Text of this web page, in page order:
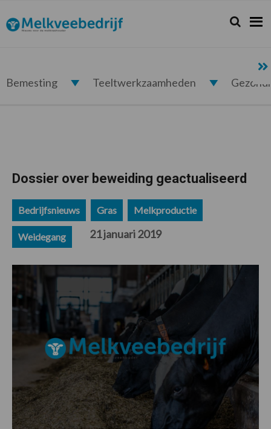
de
hoofdnavigatie
de
hoofd
de
eerste
de
voettekst
Melkveebedrijf.nl Zoeken...
Zoek
Bemesting Teeltwerkzaamheden
Dossier over beweiding geactualiseerd
Bedrijfsnieuws Gras Melkproductie
Weidegang 21 januari 2019